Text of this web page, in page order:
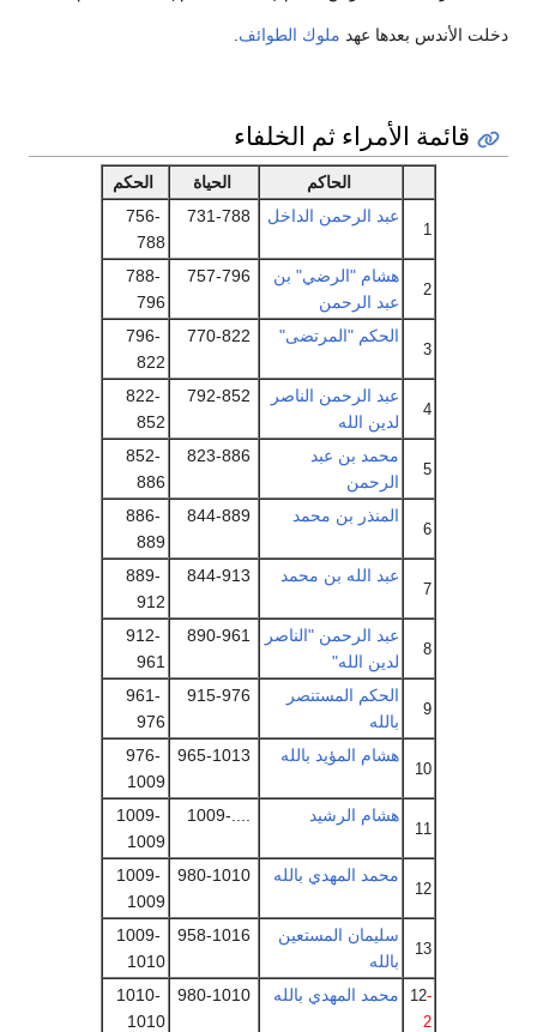
دخلت الأندس بعدها عهد ملوك الطوائف
قائمة الأمراء ثم الخلفاء
الحاكم الحياة الحكم
1
عبد الرحمن الداخل
756-
788
2
هشام "الرضي" بن
عبد الرحمن
788-
796
3
الحكم "المرتضى"
796-
822
4
عبد الرحمن الناصر
لدين الله
822-
852
5
محمد بن عبد
الرحمن
852-
886
6
المنذر بن محمد
886-
889
7
عبد الله بن محمد
889-
912
8
عبد الرحمن "الناصر
لدين الله"
912-
961
9
الحكم المستنصر
بالله
961-
976
10
هشام المؤيد بالله
976-
1009
11
هشام الرشيد ....-1009
1009-
1009
12
محمد المهدي بالله
1009-
1009
13
سليمان المستعين
بالله
1009-
1010
12-
2
محمد المهدي بالله
1010-
1010